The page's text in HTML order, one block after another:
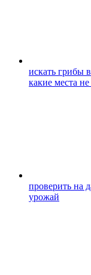
искать грибы
какие места
проверить на
урожай